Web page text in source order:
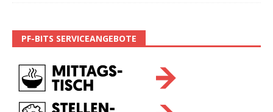
PF-BITS SERVICEANGEBOTE